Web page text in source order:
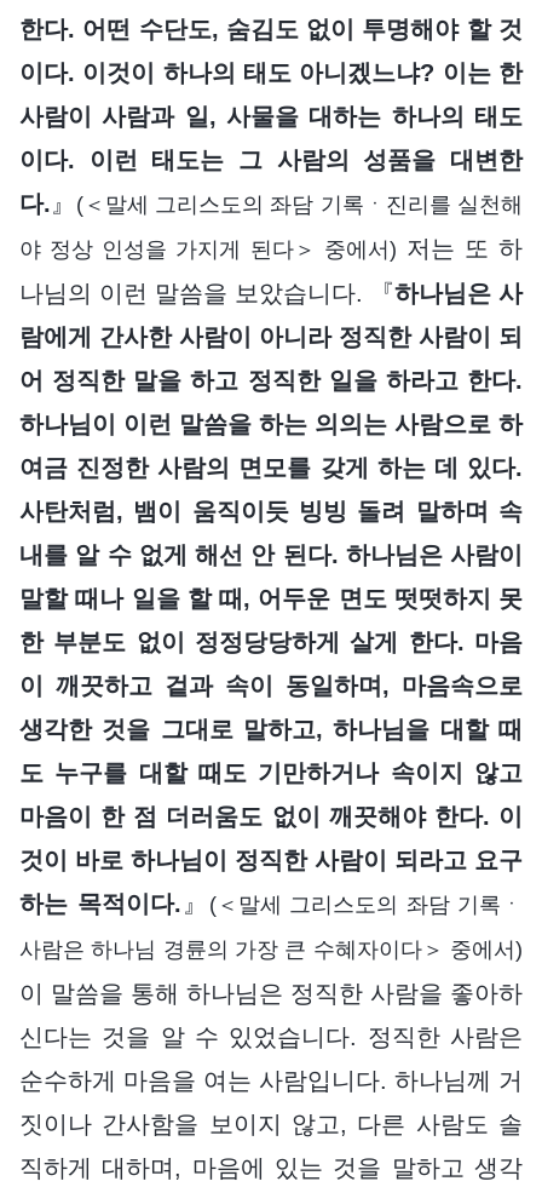
한다. 어떤 수단도, 숨김도 없이 투명해야 할 것
이다. 이것이 하나의 태도 아니겠느냐? 이는 한
사람이 사람과 일, 사물을 대하는 하나의 태도
이다. 이런 태도는 그 사람의 성품을 대변한
다. 』
(＜말세 그리스도의 좌담 기록ㆍ진리를 실천해
야 정상 인성을 가지게 된다＞ 중에서) 저는 또 하
나님의 이런 말씀을 보았습니다. 『하나님은 사
람에게 간사한 사람이 아니라 정직한 사람이 되
어 정직한 말을 하고 정직한 일을 하라고 한다.
하나님이 이런 말씀을 하는 의의는 사람으로 하
여금 진정한 사람의 면모를 갖게 하는 데 있다.
사탄처럼, 뱀이 움직이듯 빙빙 돌려 말하며 속
내를 알 수 없게 해선 안 된다. 하나님은 사람이
말할 때나 일을 할 때, 어두운 면도 떳떳하지 못
한 부분도 없이 정정당당하게 살게 한다. 마음
이 깨끗하고 겉과 속이 동일하며, 마음속으로
생각한 것을 그대로 말하고, 하나님을 대할 때
도 누구를 대할 때도 기만하거나 속이지 않고
마음이 한 점 더러움도 없이 깨끗해야 한다. 이
것이 바로 하나님이 정직한 사람이 되라고 요구
하는 목적이다. 』
(＜말세 그리스도의 좌담 기록ㆍ
사람은 하나님 경륜의 가장 큰 수혜자이다＞ 중에서)
이 말씀을 통해 하나님은 정직한 사람을 좋아하
신다는 것을 알 수 있었습니다. 정직한 사람은
순수하게 마음을 여는 사람입니다. 하나님께 거
짓이나 간사함을 보이지 않고, 다른 사람도 솔
직하게 대하며, 마음에 있는 것을 말하고 생각